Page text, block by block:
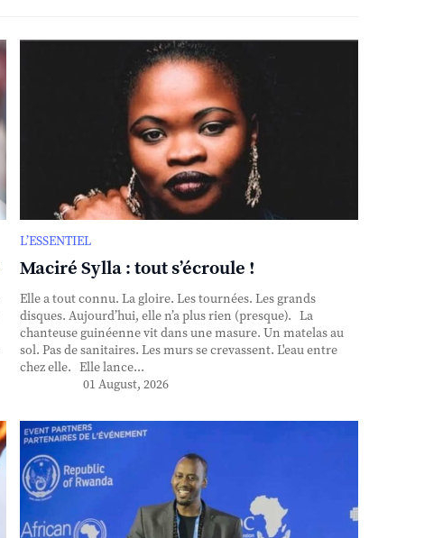
L’ESSENTIEL
Maciré Sylla : tout s’écroule !
Elle a tout connu. La gloire. Les tournées. Les grands
disques. Aujourd’hui, elle n’a plus rien (presque). La
chanteuse guinéenne vit dans une masure. Un matelas au
sol. Pas de sanitaires. Les murs se crevassent. L'eau entre
chez elle. Elle lance...
01 August, 2026